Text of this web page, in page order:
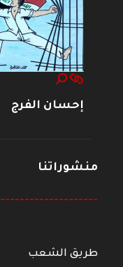
إحسان الفرج
منشوراتنا
--------------------
طريق الشعب